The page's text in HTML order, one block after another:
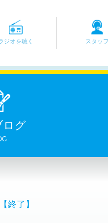
ジオを聴く スタッ
ログ
終了】